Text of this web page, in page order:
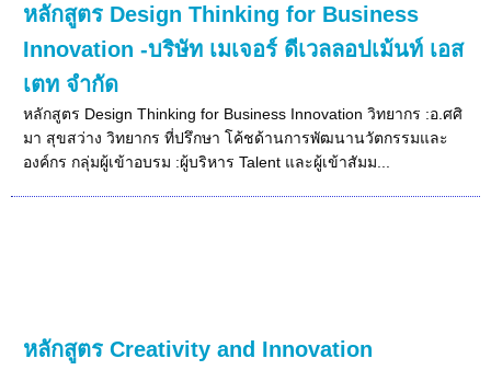
หลักสูตร Design Thinking for Business
Innovation -บริษัท เมเจอร์ ดีเวลลอปเม้นท์ เอส
เตท จำกัด
หลักสูตร Design Thinking for Business Innovation วิทยากร :อ.ศศิ
มา สุขสว่าง วิทยากร ที่ปรึกษา โค้ชด้านการพัฒนานวัตกรรมและ
องค์กร กลุ่มผู้เข้าอบรม :ผู้บริหาร Talent และผู้เข้าสัมม...
หลักสูตร Creativity and Innovation